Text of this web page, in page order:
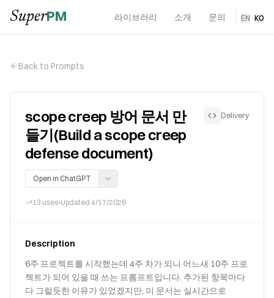
SuperPM 라이브러리 소개 문의 EN · KO
Back to Prompts
scope creep 방어 문서 만
들기(Build a scope creep
defense document)
Open in ChatGPT
Delivery
13 uses Updated 4/17/2026
Description
6주 프로젝트를 시작했는데 4주 차가 되니 어느새 10주 프로
젝트가 되어 있을 때 쓰는 프롬프트입니다. 추가된 항목마다
다 그럴듯한 이유가 있었겠지만, 이 문서는 실시간으로